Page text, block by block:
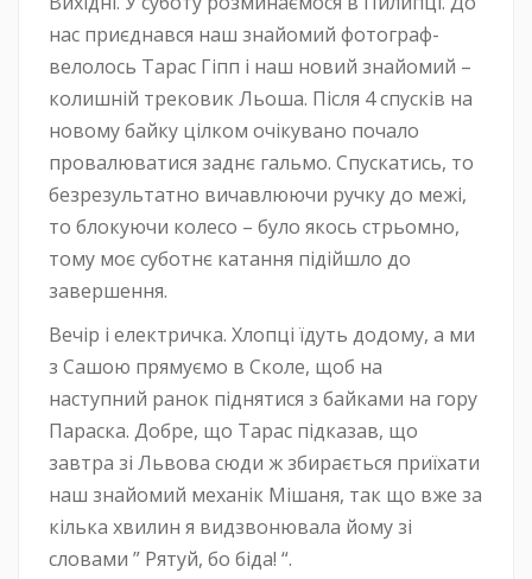
нас приєднався наш знайомий фотограф-
велолось Тарас Гіпп і наш новий знайомий –
колишній трековик Льоша. Після 4 спусків на
новому байку цілком очікувано почало
провалюватися заднє гальмо. Спускатись, то
безрезультатно вичавлюючи ручку до межі,
то блокуючи колесо – було якось стрьомно,
тому моє суботнє катання підійшло до
завершення.
Вечір і електричка. Хлопці їдуть додому, а ми
з Сашою прямуємо в Сколе, щоб на
наступний ранок піднятися з байками на гору
Параска. Добре, що Тарас підказав, що
завтра зі Львова сюди ж збирається приїхати
наш знайомий механік Мішаня, так що вже за
кілька хвилин я видзвонювала йому зі
словами ” Рятуй, бо біда! “.